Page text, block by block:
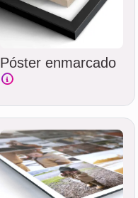
Póster enmarcado